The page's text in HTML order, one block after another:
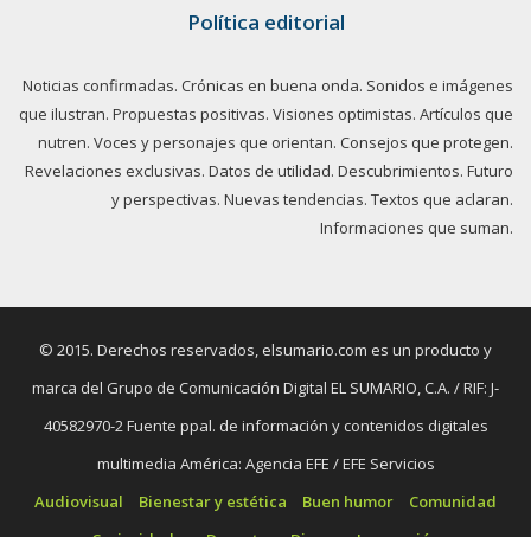
Política editorial
Noticias confirmadas. Crónicas en buena onda. Sonidos e imágenes
que ilustran. Propuestas positivas. Visiones optimistas. Artículos que
nutren. Voces y personajes que orientan. Consejos que protegen.
Revelaciones exclusivas. Datos de utilidad. Descubrimientos. Futuro
y perspectivas. Nuevas tendencias. Textos que aclaran.
Informaciones que suman.
© 2015. Derechos reservados, elsumario.com es un producto y
marca del Grupo de Comunicación Digital EL SUMARIO, C.A. / RIF: J-
40582970-2 Fuente ppal. de información y contenidos digitales
multimedia América: Agencia EFE / EFE Servicios
Audiovisual
Bienestar y estética Buen humor
Comunidad